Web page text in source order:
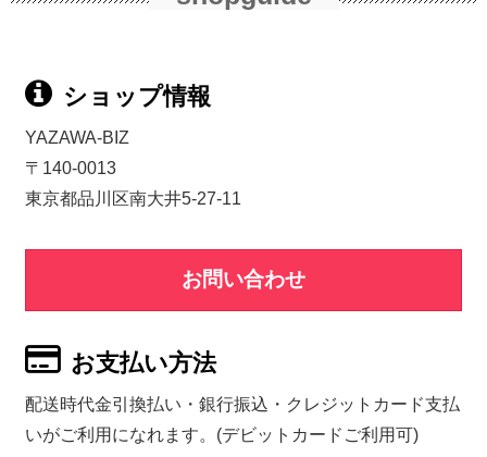
ショップ情報
YAZAWA-BIZ
〒140-0013
東京都品川区南大井5-27-11
お問い合わせ
お支払い方法
配送時代金引換払い・銀行振込・クレジットカード支払
いがご利用になれます。(デビットカードご利用可)